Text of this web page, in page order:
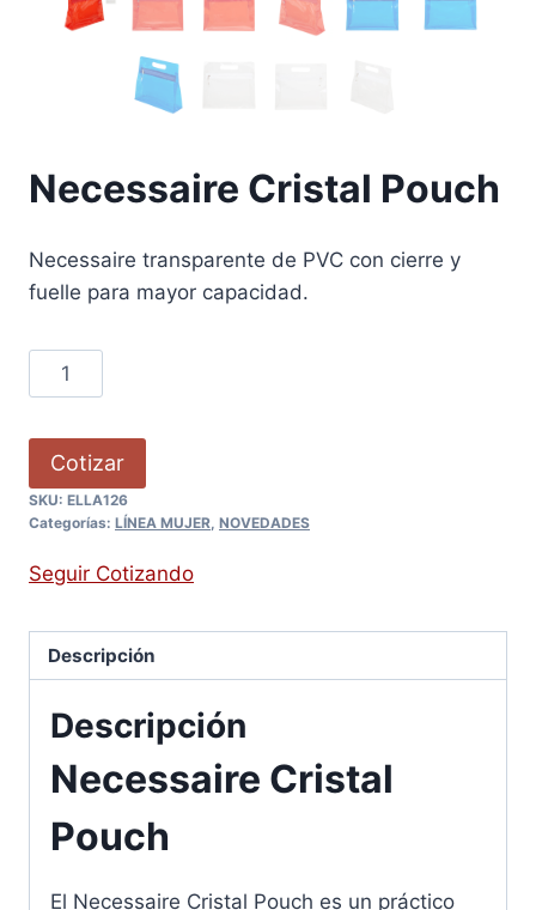
Necessaire Cristal Pouch
Necessaire transparente de PVC con cierre y
fuelle para mayor capacidad.
Cotizar
SKU: ELLA126
Categorías: LÍNEA MUJER, NOVEDADES
Seguir Cotizando
Descripción
Descripción
Necessaire Cristal
Pouch
El Necessaire Cristal Pouch es un práctico